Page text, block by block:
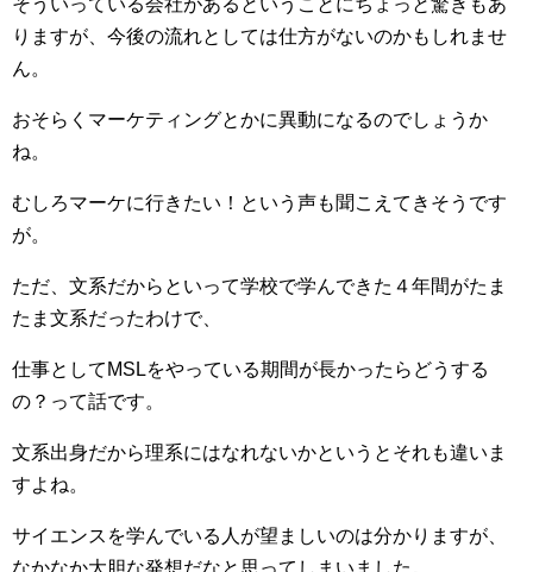
りますが、今後の流れとしては仕方がないのかもしれませ
ん。
おそらくマーケティングとかに異動になるのでしょうか
ね。
むしろマーケに行きたい！という声も聞こえてきそうです
が。
ただ、文系だからといって学校で学んできた４年間がたま
たま文系だったわけで、
仕事としてMSLをやっている期間が長かったらどうする
の？って話です。
文系出身だから理系にはなれないかというとそれも違いま
すよね。
サイエンスを学んでいる人が望ましいのは分かりますが、
なかなか大胆な発想だなと思ってしまいました。